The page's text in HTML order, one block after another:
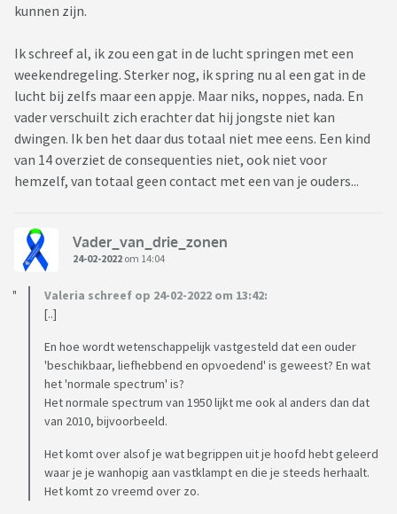
kunnen zijn.
Ik schreef al, ik zou een gat in de lucht springen met een
weekendregeling. Sterker nog, ik spring nu al een gat in de
lucht bij zelfs maar een appje. Maar niks, noppes, nada. En
vader verschuilt zich erachter dat hij jongste niet kan
dwingen. Ik ben het daar dus totaal niet mee eens. Een kind
van 14 overziet de consequenties niet, ook niet voor
hemzelf, van totaal geen contact met een van je ouders...
Vader_van_drie_zonen
24-02-2022 om 14:04
Valeria schreef op 24-02-2022 om 13:42:
[..]
En hoe wordt wetenschappelijk vastgesteld dat een ouder
'beschikbaar, liefhebbend en opvoedend' is geweest? En wat
het 'normale spectrum' is?
Het normale spectrum van 1950 lijkt me ook al anders dan dat
van 2010, bijvoorbeeld.
Het komt over alsof je wat begrippen uit je hoofd hebt geleerd
waar je je wanhopig aan vastklampt en die je steeds herhaalt.
Het komt zo vreemd over zo.